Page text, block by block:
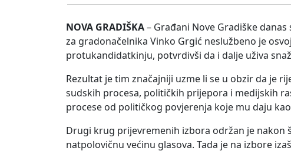
NOVA GRADIŠKA– Građani Nove Gradiške
za gradonačelnika Vinko Grgić neslužbeno je
protukandidatkinju, potvrdivši da i dalje uživa
Rezultat je tim značajniji uzme li se u obzir da je
sudskih procesa, političkih prijepora i medijskih
procese od političkog povjerenja koje mu daju
Drugi krug prijevremenih izbora održan je nakon
natpolovičnu većinu glasova. Tada je na izbore